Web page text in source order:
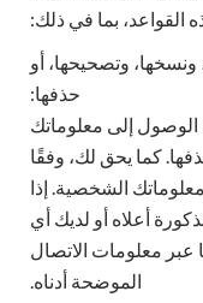
القواعد، بما في ذلك:
وتصحيحها، أو
حذفها:
الوصول إلى معلوماتك
كما يحق لك، وفقًا
الشخصية. إذا
أعلاه أو لديك أي
عبر معلومات الاتصال
الموضحة أدناه.